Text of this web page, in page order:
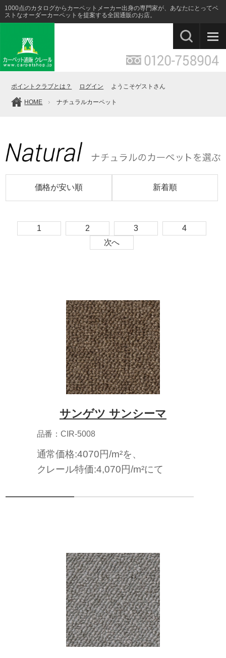
1000点のカタログからカーペットメーカー出身の専門家が、あなたにとってベ
ストなオーダーカーペットを提案する全国通販のお店。
ポイントクラブとは？ ログイン ようこそゲストさん
HOME ナチュラルカーペット
価格が安い順 新着順
1 2 3
4
次へ
サンゲツ サンシーマ
品番：CIR-5008
通常価格:4070円/m²を、
クレール特価:4,070円/m²にて